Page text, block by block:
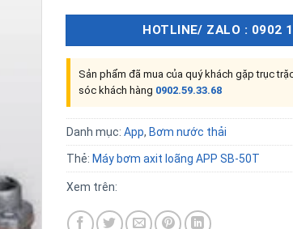
HOTLINE/ ZALO : 0902
Sản phẩm đã mua của quý khách gặp trục
sóc khách hàng 0902.59.33.68
Danh mục: App, Bơm nước thải
Thẻ: Máy bơm axit loãng APP SB-50T
Xem trên: